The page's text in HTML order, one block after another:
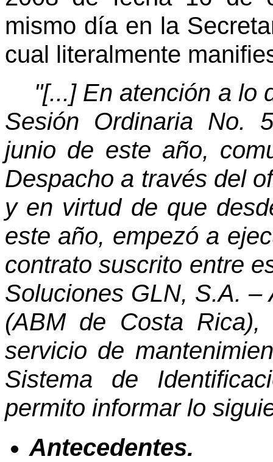
mismo día en la
cual literalmente
"[...] En atención a lo
Sesión Ordinaria No.
junio de este año,
Despacho a través del
y en virtud de que
este año, empezó a
contrato suscrito entre
Soluciones GLN, S.A. –
(ABM de Costa
servicio de
Sistema de
permito informar lo
Antecedentes.